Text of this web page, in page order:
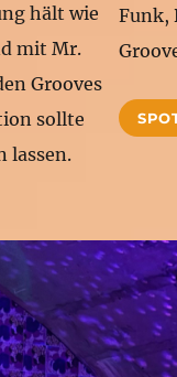
hält wie
mit Mr.
Grooves
sollte
lassen.
Funk,